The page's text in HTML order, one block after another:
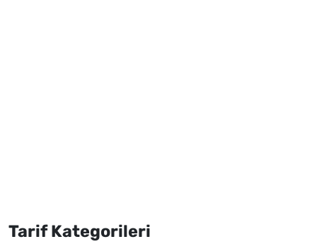
Tarif Kategorileri